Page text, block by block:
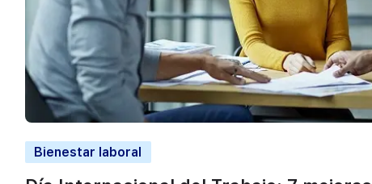
Bienestar laboral